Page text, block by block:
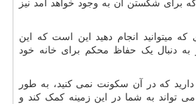
برای شکستن آن به وجود خواهد آمد نیز
که میتوانید انجام دهید این است که این
به دنبال یک حفاظ محکم برای خانه خود
دارید که در آن سکونت نمی کنید، به طور
تواند به شما در این زمینه کمک کند و